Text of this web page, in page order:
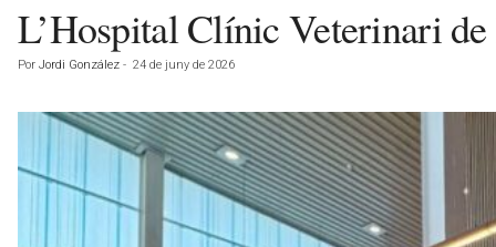
L’Hospital Clínic Veterinari
Por Jordi González - 24 de juny de 2026